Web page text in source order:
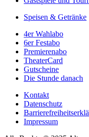
Speisen & Getränke
4er Wahlabo
6er Festabo
Premierenabo
TheaterCard
Gutscheine
Die Stunde danach
Kontakt
Datenschutz
Impressum